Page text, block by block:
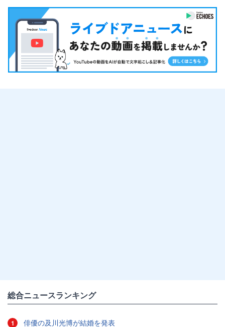
総合ニュースランキング
1 俳優の及川光博が結婚を発表